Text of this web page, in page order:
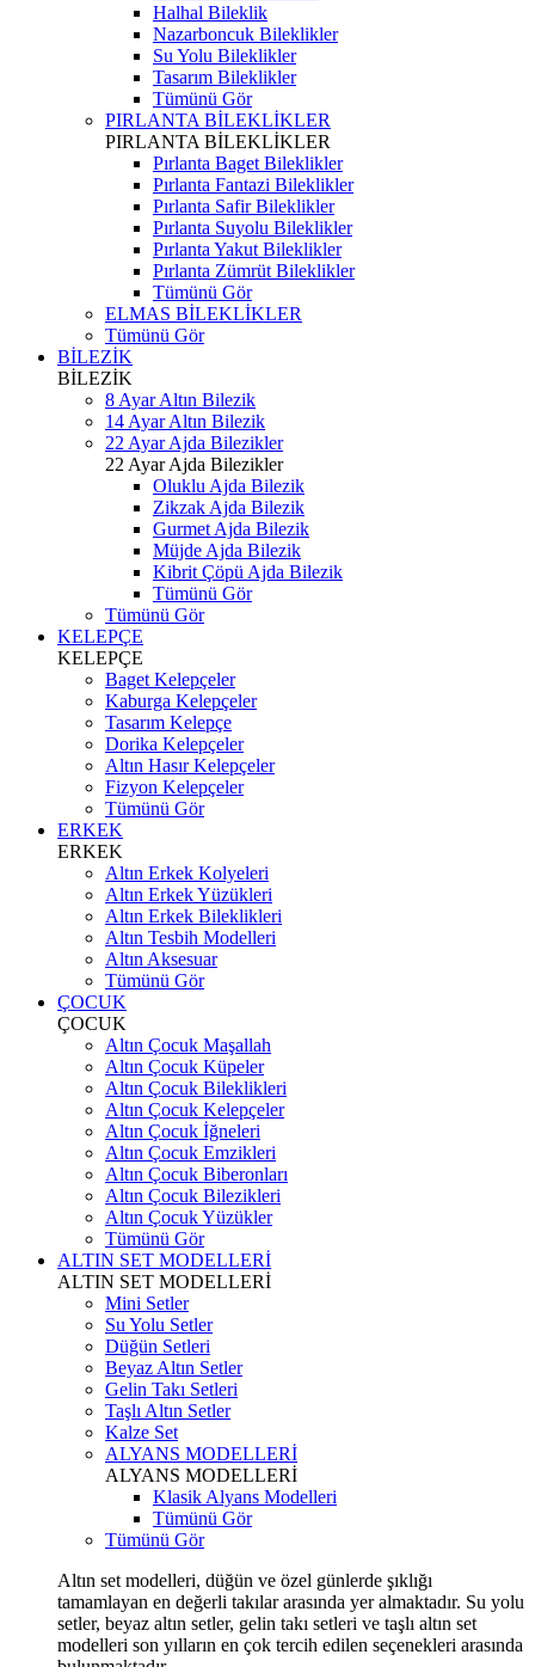
Halhal Bileklik
Nazarboncuk Bileklikler
Su Yolu Bileklikler
Tasarım Bileklikler
Tümünü Gör
PIRLANTA BİLEKLİKLER
PIRLANTA BİLEKLİKLER
Pırlanta Baget Bileklikler
Pırlanta Fantazi Bileklikler
Pırlanta Safir Bileklikler
Pırlanta Suyolu Bileklikler
Pırlanta Yakut Bileklikler
Pırlanta Zümrüt Bileklikler
Tümünü Gör
ELMAS BİLEKLİKLER
Tümünü Gör
BİLEZİK
BİLEZİK
8 Ayar Altın Bilezik
14 Ayar Altın Bilezik
22 Ayar Ajda Bilezikler
22 Ayar Ajda Bilezikler
Oluklu Ajda Bilezik
Zikzak Ajda Bilezik
Gurmet Ajda Bilezik
Müjde Ajda Bilezik
Kibrit Çöpü Ajda Bilezik
Tümünü Gör
Tümünü Gör
KELEPÇE
KELEPÇE
Baget Kelepçeler
Kaburga Kelepçeler
Tasarım Kelepçe
Dorika Kelepçeler
Altın Hasır Kelepçeler
Fizyon Kelepçeler
Tümünü Gör
ERKEK
ERKEK
Altın Erkek Kolyeleri
Altın Erkek Yüzükleri
Altın Erkek Bileklikleri
Altın Tesbih Modelleri
Altın Aksesuar
Tümünü Gör
ÇOCUK
ÇOCUK
Altın Çocuk Maşallah
Altın Çocuk Küpeler
Altın Çocuk Bileklikleri
Altın Çocuk Kelepçeler
Altın Çocuk İğneleri
Altın Çocuk Emzikleri
Altın Çocuk Biberonları
Altın Çocuk Bilezikleri
Altın Çocuk Yüzükler
Tümünü Gör
ALTIN SET MODELLERİ
ALTIN SET MODELLERİ
Mini Setler
Su Yolu Setler
Düğün Setleri
Beyaz Altın Setler
Gelin Takı Setleri
Taşlı Altın Setler
Kalze Set
ALYANS MODELLERİ
ALYANS MODELLERİ
Klasik Alyans Modelleri
Tümünü Gör
Tümünü Gör
Altın set modelleri, düğün ve özel günlerde şıklığı
tamamlayan en değerli takılar arasında yer almaktadır. Su yolu
setler, beyaz altın setler, gelin takı setleri ve taşlı altın set
modelleri son yılların en çok tercih edilen seçenekleri arasında